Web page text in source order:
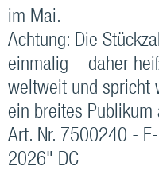
im Mai.
Achtung: Die
einmalig – daher
weltweit und spricht
ein breites Publikum
Art. Nr. 7500240 -
2026" DC